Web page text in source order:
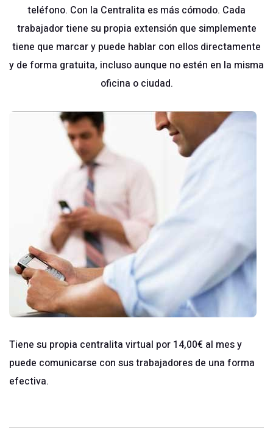
teléfono. Con la Centralita es más cómodo. Cada
trabajador tiene su propia extensión que simplemente
tiene que marcar y puede hablar con ellos directamente
y de forma gratuita, incluso aunque no estén en la misma
oficina o ciudad.
Tiene su propia centralita virtual por 14,00€ al mes y
puede comunicarse con sus trabajadores de una forma
efectiva.